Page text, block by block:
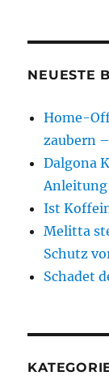
NEUESTE
Home-
zaubern
Dalgona
Ist
Melitta
Schutz
Schadet